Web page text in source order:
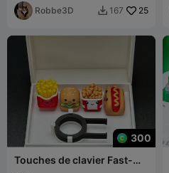
Robbe3D  167 25
300
Touches de clavier Fast-